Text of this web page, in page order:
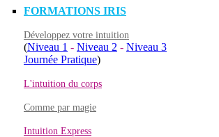
FORMATIONS IRIS
Développez votre intuition
(Niveau 1 - Niveau 2 - Niveau 3
Journée Pratique)
L'intuition du corps
Comme par magie
Intuition Express